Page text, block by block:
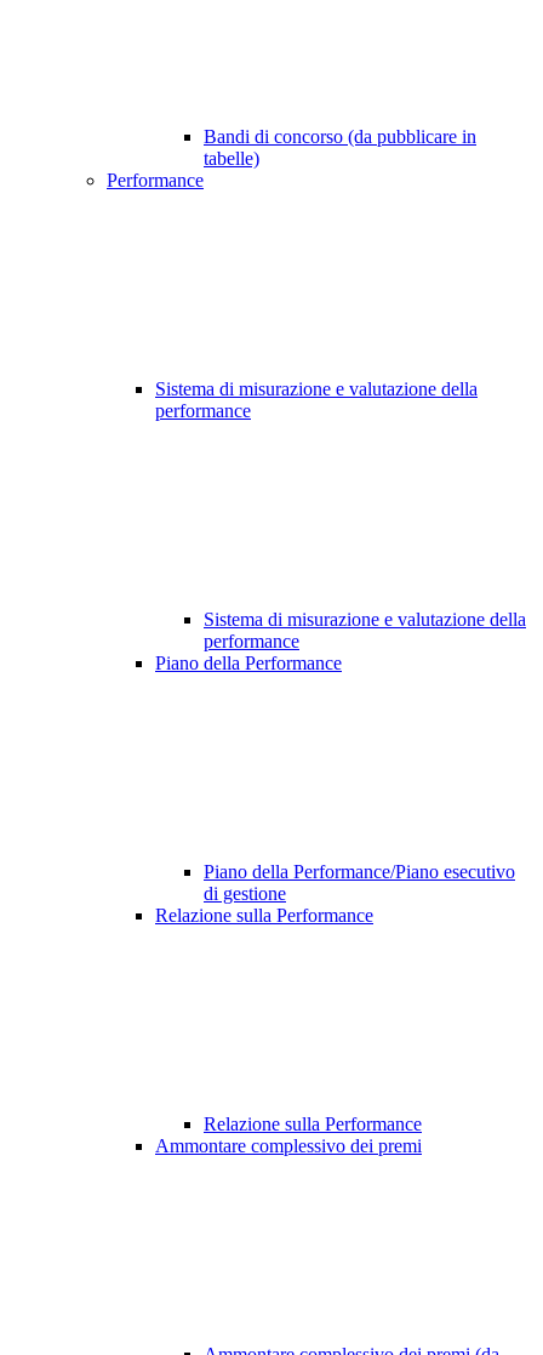
Bandi di concorso (da pubblicare in
tabelle)
Performance
Sistema di misurazione e valutazione della
performance
Sistema di misurazione e valutazione della
performance
Piano della Performance
Piano della Performance/Piano esecutivo
di gestione
Relazione sulla Performance
Relazione sulla Performance
Ammontare complessivo dei premi